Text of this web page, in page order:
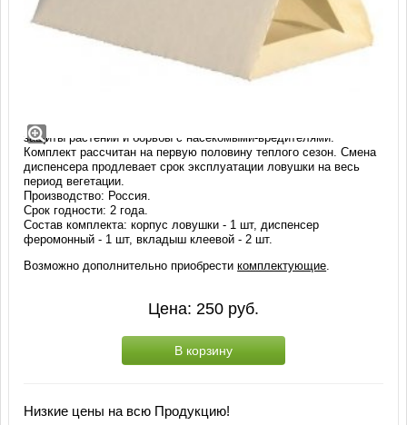
Комплект ловушки Дельта с
Экологически чистое средство без вредных веществ для
защиты растений и борьбы с насекомыми-вредителями.
Комплект рассчитан на первую половину теплого сезон. Смена
диспенсера продлевает срок эксплуатации ловушки на весь
период вегетации.
Производство: Россия.
Срок годности: 2 года.
Состав комплекта: корпус ловушки - 1 шт, диспенсер
феромонный - 1 шт, вкладыш клеевой - 2 шт.
Возможно дополнительно приобрестикомплектующие
Цена: 250 руб.
В корзину
Низкие цены на всю Продукцию!